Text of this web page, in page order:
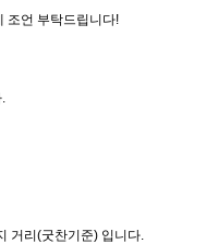
조언 부탁드립니다!
.
거리 (굿찬기준) 입니다.